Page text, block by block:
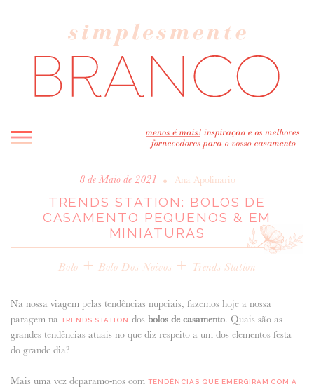
INICIO
BLOG
MELHOR INSPIRAÇÃO
REAL WEDDINGS & EDITORIAIS
FORNECEDORES RECOMENDADOS
ANUNCIE CONNOSCO
8 de Maio de 2021 • Ana Apolinario
TRENDS STATION: BOLOS DE
CASAMENTO PEQUENOS & EM
MINIATURAS
Bolo +Bolo Dos Noivos + Trends Station
Na nossa viagem pelas tendências nupciais, fazemos hoje a nossa
paragem na TRENDS STATION dos bolos de casamento. Quais são as
grandes tendências atuais no que diz respeito a um dos elementos festa
do grande dia?
Mais uma vez deparamo-nos com TENDÊNCIAS QUE EMERGIRAM COM A